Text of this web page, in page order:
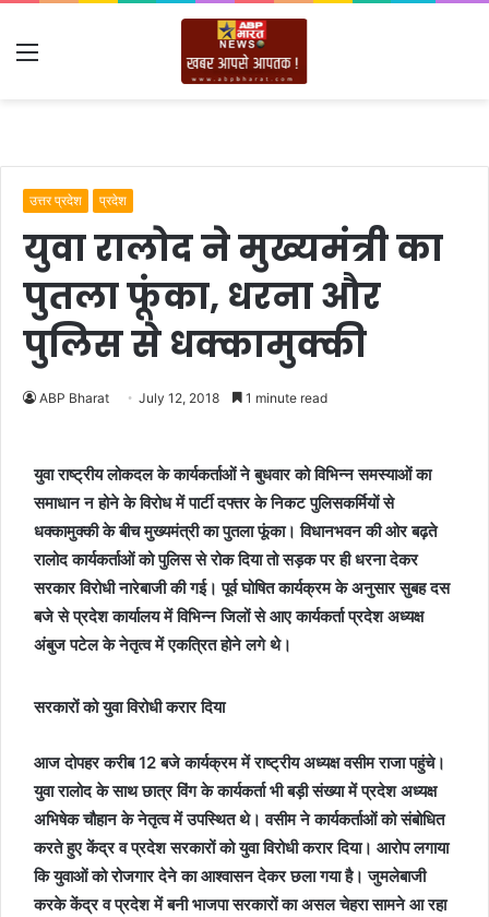
Menu
उत्तर प्रदेश प्रदेश
युवा रालोद ने मुख्यमंत्री का
पुतला फूंका, धरना और
पुलिस से धक्कामुक्की
ABP Bharat July 12, 2018 1 minute read
युवा राष्ट्रीय लोकदल के कार्यकर्ताओं ने बुधवार को विभिन्न समस्याओं का
समाधान न होने के विरोध में पार्टी दफ्तर के निकट पुलिसकर्मियों से
धक्कामुक्की के बीच मुख्यमंत्री का पुतला फूंका। विधानभवन की ओर बढ़ते
रालोद कार्यकर्ताओं को पुलिस से रोक दिया तो सड़क पर ही धरना देकर
सरकार विरोधी नारेबाजी की गई। पूर्व घोषित कार्यक्रम के अनुसार सुबह दस
बजे से प्रदेश कार्यालय में विभिन्न जिलों से आए कार्यकर्ता प्रदेश अध्यक्ष
अंबुज पटेल के नेतृत्व में एकत्रित होने लगे थे।
सरकारों को युवा विरोधी करार दिया
आज दोपहर करीब 12 बजे कार्यक्रम में राष्ट्रीय अध्यक्ष वसीम राजा पहुंचे।
युवा रालोद के साथ छात्र विंग के कार्यकर्ता भी बड़ी संख्या में प्रदेश अध्यक्ष
अभिषेक चौहान के नेतृत्व में उपस्थित थे। वसीम ने कार्यकर्ताओं को संबोधित
करते हुए केंद्र व प्रदेश सरकारों को युवा विरोधी करार दिया। आरोप लगाया
कि युवाओं को रोजगार देने का आश्वासन देकर छला गया है। जुमलेबाजी
करके केंद्र व प्रदेश में बनी भाजपा सरकारों का असल चेहरा सामने आ रहा